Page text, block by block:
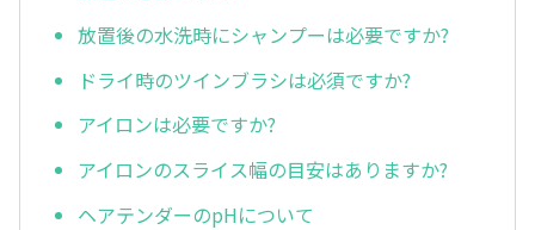
放置後の水洗時にシャンプーは必要ですか?
ドライ時のツインブラシは必須ですか?
アイロンは必要ですか?
アイロンのスライス幅の目安はありますか?
ヘアテンダーのpHについて